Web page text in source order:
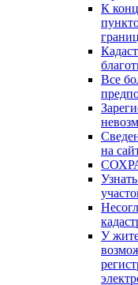
К
Все
на
У